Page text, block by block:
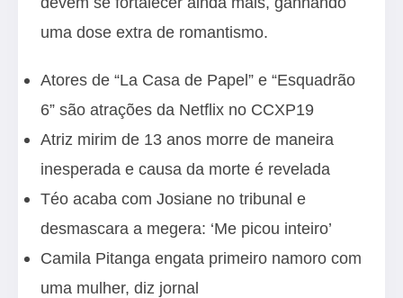
uma dose extra de romantismo.
Atores de “La Casa de Papel” e “Esquadrão
6” são atrações da Netflix no CCXP19
Atriz mirim de 13 anos morre de maneira
inesperada e causa da morte é revelada
Téo acaba com Josiane no tribunal e
desmascara a megera: ‘Me picou inteiro’
Camila Pitanga engata primeiro namoro com
uma mulher, diz jornal